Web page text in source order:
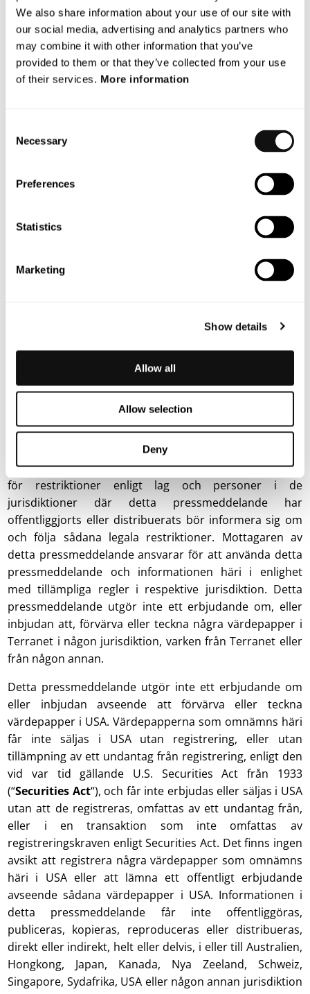
We also share information about your use of our site with
our social media, advertising and analytics partners who
may combine it with other information that you’ve
provided to them or that they’ve collected from your use
of their services. More information
Selection
Necessary
Preferences
Statistics
Marketing
Show details
Allow all
Allow selection
Deny
För mer information, vänligen kontakta:
Dan Wahrenberg, CFO
E-mail:dan.wahrenberg@blincvision.com
Om Terranet AB (publ)
Vi utvecklar banbrytande tekniklösningar för avancerat
förarstöd (ADAS) och självkörande fordon som skyddar
Med hjälp av en unik, patenterad sensorteknologi
laserskannar Terranets system BlincVision vägen och
upptäcker objekt upp till tio gånger snabbare och med högre
Terranet är baserat i Lund och i Stuttgart, i hjärtat av den
Certified Adviser till Terranet är Mangold
Viktig information
Publicering, offentliggörande eller distribution av detta
pressmeddelande kan i vissa jurisdiktioner vara föremål
för restriktioner enligt lag och personer i de
jurisdiktioner där detta pressmeddelande har
offentliggjorts eller distribuerats bör informera sig om
och följa sådana legala restriktioner. Mottagaren av
detta pressmeddelande ansvarar för att använda detta
pressmeddelande och informationen häri i enlighet
med tillämpliga regler i respektive jurisdiktion. Detta
pressmeddelande utgör inte ett erbjudande om, eller
inbjudan att, förvärva eller teckna några värdepapper i
Terranet i någon jurisdiktion, varken från Terranet eller
från någon annan.
Detta pressmeddelande utgör inte ett erbjudande om
eller inbjudan avseende att förvärva eller teckna
värdepapper i USA. Värdepapperna som omnämns häri
får inte säljas i USA utan registrering, eller utan
tillämpning av ett undantag från registrering, enligt den
vid var tid gällande U.S. Securities Act från 1933
(“Securities Act“), och får inte erbjudas eller säljas i USA
utan att de registreras, omfattas av ett undantag från,
eller i en transaktion som inte omfattas av
registreringskraven enligt Securities Act. Det finns ingen
avsikt att registrera några värdepapper som omnämns
häri i USA eller att lämna ett offentligt erbjudande
avseende sådana värdepapper i USA. Informationen i
detta pressmeddelande får inte offentliggöras,
publiceras, kopieras, reproduceras eller distribueras,
direkt eller indirekt, helt eller delvis, i eller till Australien,
Hongkong, Japan, Kanada, Nya Zeeland, Schweiz,
Singapore, Sydafrika, USA eller någon annan jurisdiktion